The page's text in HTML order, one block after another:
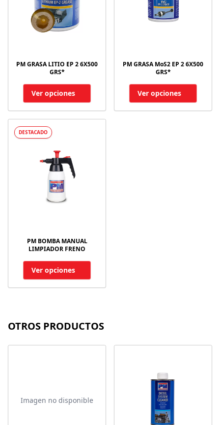
PM GRASA LITIO EP 2 6X500
GRS*
Ver opciones
PM GRASA MoS2 EP 2 6X500
GRS*
Ver opciones
DESTACADO
PM BOMBA MANUAL
LIMPIADOR FRENO
Ver opciones
OTROS PRODUCTOS
Imagen no disponible